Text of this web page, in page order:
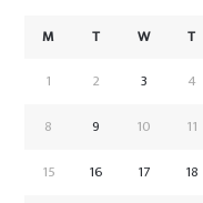
M T W T
1
2 3 4
8
9 10 11
15
16 17 18